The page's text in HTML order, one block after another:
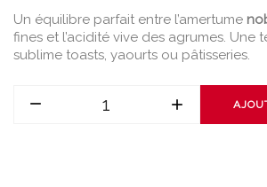
Un équilibre parfait entre l’amertume
fines et l’acidité vive des agrumes. Une
sublime toasts, yaourts ou pâtisseries.